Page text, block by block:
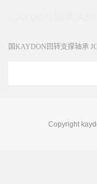
国KAYDON回转支撑轴承
Copyright